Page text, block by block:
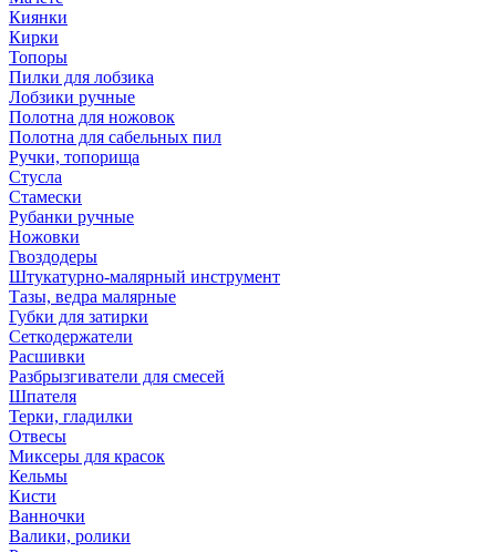
Киянки
Кирки
Топоры
Пилки для лобзика
Лобзики ручные
Полотна для ножовок
Полотна для сабельных пил
Ручки, топорища
Стусла
Стамески
Рубанки ручные
Ножовки
Гвоздодеры
Штукатурно-малярный инструмент
Тазы, ведра малярные
Губки для затирки
Сеткодержатели
Расшивки
Разбрызгиватели для смесей
Шпателя
Терки, гладилки
Отвесы
Миксеры для красок
Кельмы
Кисти
Ванночки
Валики, ролики